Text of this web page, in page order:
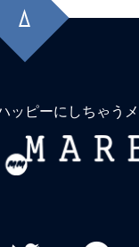
ッピーにしちゃう